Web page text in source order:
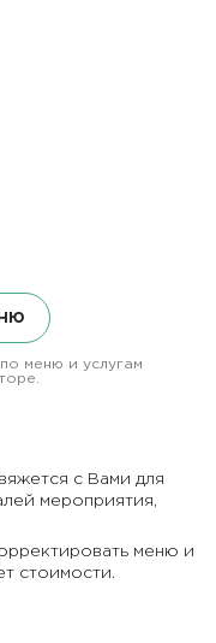
меню и услугам
с Вами для
мероприятия,
меню и
стоимости.